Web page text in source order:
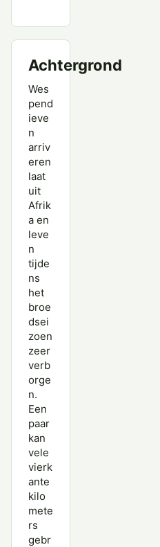
Achtergrond
Wes
pend
ieve
n
arriv
eren
laat
uit
Afrik
a en
leve
n
tijde
ns
het
broe
dsei
zoen
zeer
verb
orge
n.
Een
paar
kan
vele
vierk
ante
kilo
mete
rs
gebr